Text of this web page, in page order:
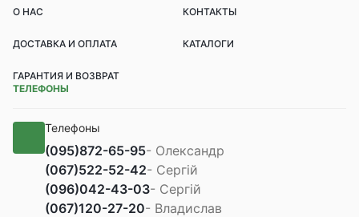
О НАС КОНТАКТЫ
ДОСТАВКА И ОПЛАТА КАТАЛОГИ
ГАРАНТИЯ И ВОЗВРАТ
ТЕЛЕФОНЫ
Телефоны
(095)872-65-95- Олександр
(067)522-52-42- Сергій
(096)042-43-03- Сергій
(067)120-27-20- Владислав